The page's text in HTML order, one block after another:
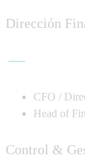
Dirección
CFO /
Head of
Control &